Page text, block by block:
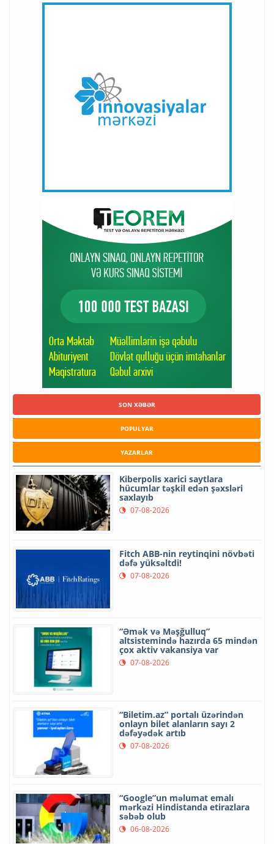
SON XƏBƏR
POPULYAR
YAZARLAR
Kiberpolis xarici saytlara
hücumlar təşkil edən şəxsləri
saxlayıb
07-08-2026
Fitch ABB-nin reytinqini növbəti
dəfə yüksəltdi!
07-08-2026
“Əmək və Məşğulluq”
altsistemində hazırda 65 mindən
çox aktiv vakansiya var
07-08-2026
“Biletim.az” portalı üzərindən
onlayn bilet alanların sayı 2
dəfəyədək artıb
07-08-2026
“Google”un məlumat emalı
mərkəzi Hindistanda etirazlara
səbəb olub
06-08-2026